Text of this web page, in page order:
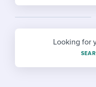
HR
Looking for